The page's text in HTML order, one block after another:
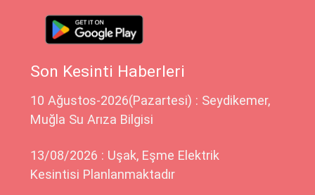
Son Kesinti Haberleri
10 Ağustos-2026(Pazartesi) : Seydikemer,
Muğla Su Arıza Bilgisi
13/08/2026 : Uşak, Eşme Elektrik
Kesintisi Planlanmaktadır